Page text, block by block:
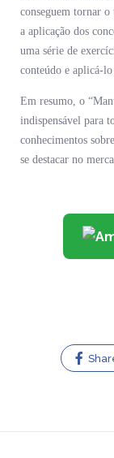
conseguem tornar
a aplicação dos
uma série de
conteúdo e aplicá-lo
Em resumo, o
indispensável para
conhecimentos
se destacar no